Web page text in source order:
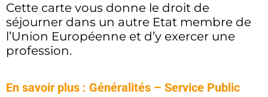
Cette carte vous donne le droit de
séjourner dans un autre Etat membre de
l’Union Européenne et d’y exercer une
profession.
En savoir plus : Généralités – Service Public